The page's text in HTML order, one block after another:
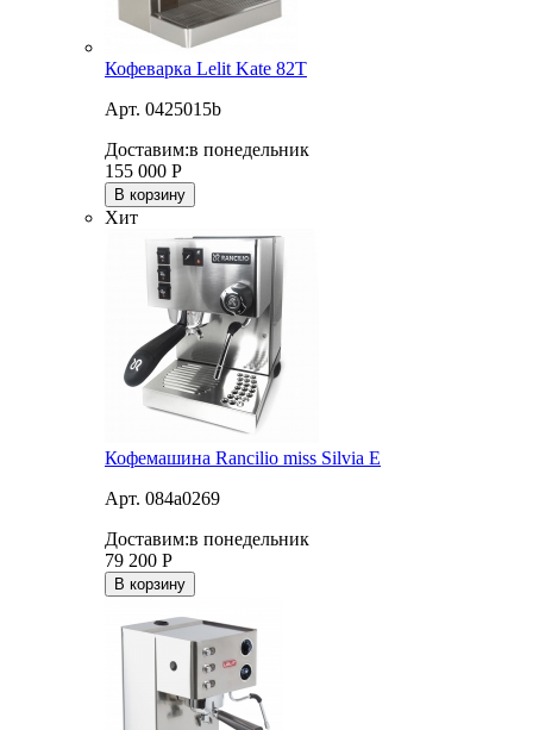
Кофеварка Lelit Kate 82T
Арт. 0425015b
Доставим:в понедельник
155 000 Р
В корзину
Хит
Кофемашина Rancilio miss Silvia E
Арт. 084a0269
Доставим:в понедельник
79 200 Р
В корзину